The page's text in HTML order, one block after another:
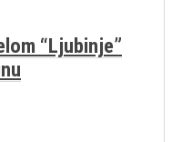
“Ljubinje”